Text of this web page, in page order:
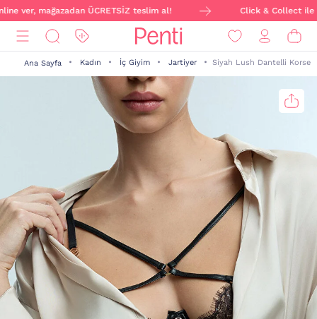
ver, mağazadan ÜCRETSİZ teslim al! Click & Collect ile
Ana Sayfa Kadın İç Giyim Jartiyer Siyah Lush Dantelli Korse